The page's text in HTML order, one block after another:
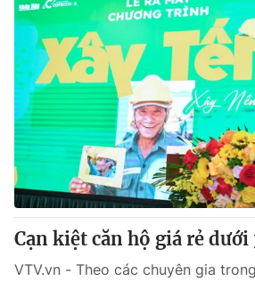
Cạn kiệt căn hộ giá rẻ dưới
VTV.vn - Theo các chuyên gia